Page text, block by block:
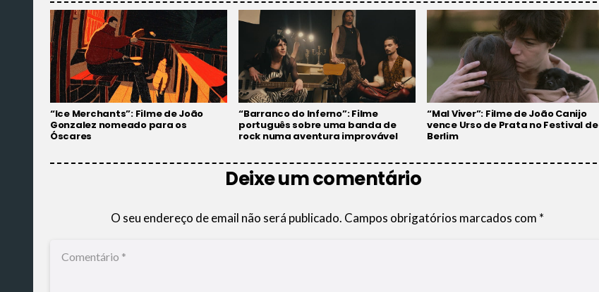
“Ice Merchants”: Filme de João
Gonzalez nomeado para os
Óscares
“Barranco do Inferno”: Filme
português sobre uma banda de
rock numa aventura improvável
“Mal Viver”: Filme de João Canijo
vence Urso de Prata no Festival de
Berlim
Deixe um comentário
O seu endereço de email não será publicado. Campos obrigatórios marcados com *